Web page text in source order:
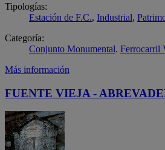
Tipologías:
Estación de F.C., Industrial,
Categoría:
Conjunto Monumental. Ferrocarril
Más información
FUENTE VIEJA -